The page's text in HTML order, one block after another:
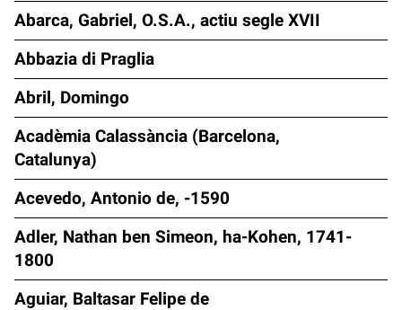
Abarca, Gabriel, O.S.A., actiu segle XVII
Abbazia di Praglia
Abril, Domingo
Acadèmia Calassància (Barcelona,
Catalunya)
Acevedo, Antonio de, -1590
Adler, Nathan ben Simeon, ha-Kohen, 1741-
1800
Aguiar, Baltasar Felipe de